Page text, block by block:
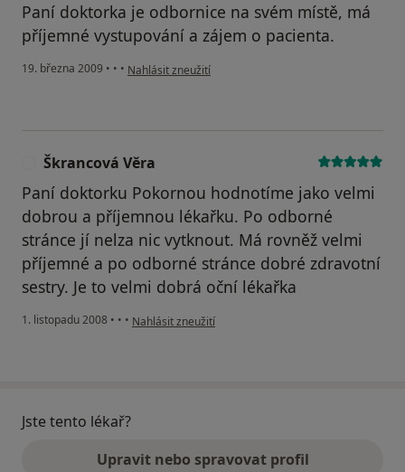
Paní doktorka je odbornice na svém místě, má
příjemné vystupování a zájem o pacienta.
19. března 2009 • • • podle názoru uživatele J.B.
Nahlásit zneužití
Škrancová Věra
Paní doktorku Pokornou hodnotíme jako velmi
dobrou a příjemnou lékařku. Po odborné
stránce jí nelza nic vytknout. Má rovněž velmi
příjemné a po odborné stránce dobré zdravotní
sestry. Je to velmi dobrá oční lékařka
1. listopadu 2008 • • • podle názoru uživatele Škrancová Věra
Nahlásit zneužití
Jste tento lékař?
Upravit nebo spravovat profil